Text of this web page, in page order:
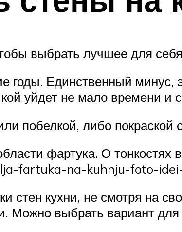
выбрать лучшее для
годы. Единственный минус,
уйдет не мало времени и
побелкой, либо покраской
фартука. О тонкостях
fartuka-na-kuhnju-foto-
стен кухни, не смотря на
Можно выбрать вариант для